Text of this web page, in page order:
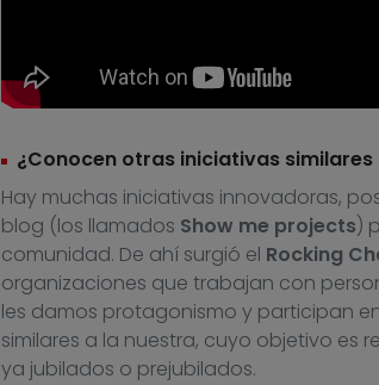
¿Conocen otras iniciativas similares
Hay muchas iniciativas innovadoras,
blog (los llamados Show me projects)
comunidad. De ahí surgió el Rocking
organizaciones que trabajan con
les damos protagonismo y participan
similares a la nuestra, cuyo objetivo es
ya jubilados o prejubilados.